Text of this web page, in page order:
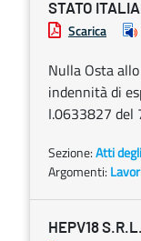
STATO
Scarica
Nulla Osta
indennità di
I.0633827 del
Sezione:Atti
Argomenti:
HEPV18 S.R.L.